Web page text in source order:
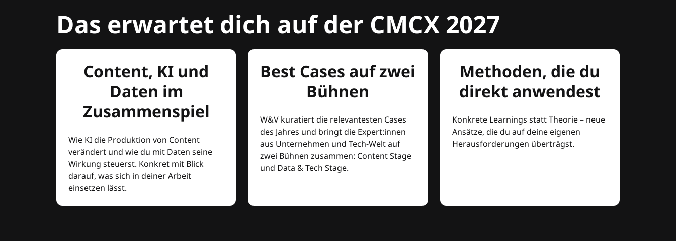
Das erwartet dich auf der CMCX 2027
Content, KI und
Daten im
Zusammenspiel
Wie KI die Produktion von Content
verändert und wie du mit Daten seine
Wirkung steuerst. Konkret mit Blick
darauf, was sich in deiner Arbeit
einsetzen lässt.
Best Cases auf zwei
Bühnen
W&V kuratiert die relevantesten Cases
des Jahres und bringt die Expert:innen
aus Unternehmen und Tech-Welt auf
zwei Bühnen zusammen: Content Stage
und Data & Tech Stage.
Methoden, die du
direkt anwendest
Konkrete Learnings statt Theorie – neue
Ansätze, die du auf deine eigenen
Herausforderungen überträgst.